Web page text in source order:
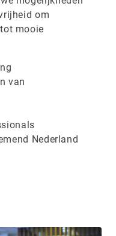
om
mooie
van
Nederland